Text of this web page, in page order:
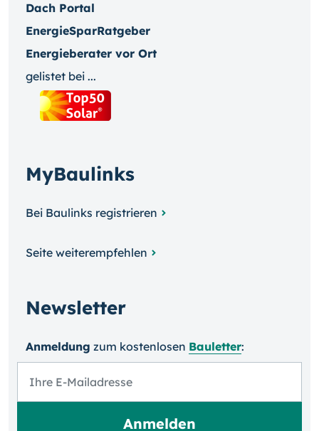
Dach Portal
EnergieSparRatgeber
Energieberater vor Ort
gelistet bei ...
MyBaulinks
Bei Baulinks registrieren
Seite weiterempfehlen
Newsletter
Anmeldung zum kosten­losen Bauletter: